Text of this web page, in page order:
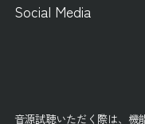
Social Media
音源試聴いただく際は、 機